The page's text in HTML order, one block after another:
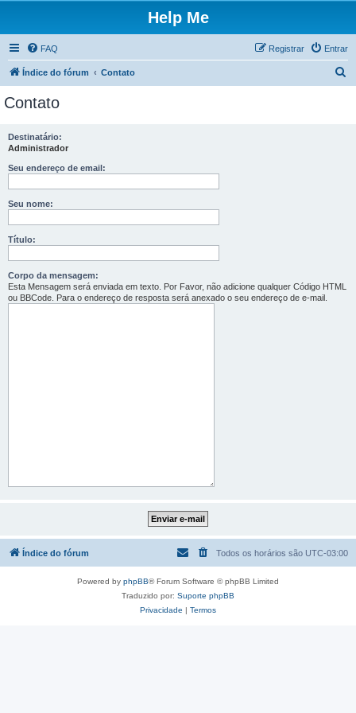
Help Me
FAQ Entrar
Registrar
Índice do fórum Contato
Contato
Destinatário:
Administrador
Seu endereço de email:
Seu nome:
Título:
Corpo da mensagem:
Esta Mensagem será enviada em texto. Por Favor, não adicione qualquer Código HTML
ou BBCode. Para o endereço de resposta será anexado o seu endereço de e-mail.
Índice do fórum Todos os horários são UTC-03:00
Powered by phpBB® Forum Software © phpBB Limited
Traduzido por: Suporte phpBB
Privacidade | Termos